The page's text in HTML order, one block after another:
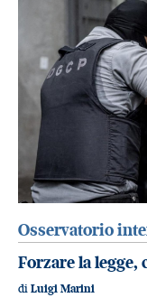
Osservatorio
Forzare la
di Luigi Marini